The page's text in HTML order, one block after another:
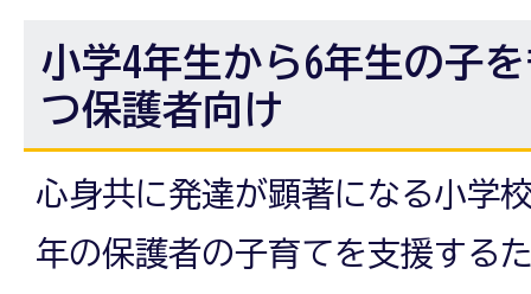
小学4年生から6年生の子
つ保護者向け
心身共に発達が顕著になる小学
年の保護者の子育てを支援する